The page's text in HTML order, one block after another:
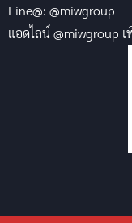
Line@: @miwgroup
แอดไลน์ @miwgroup